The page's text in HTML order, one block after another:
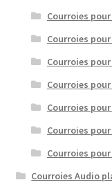
Courroies
Courroies
Courroies
Courroies
Courroies
Courroies
Courroies
Courroies Audio